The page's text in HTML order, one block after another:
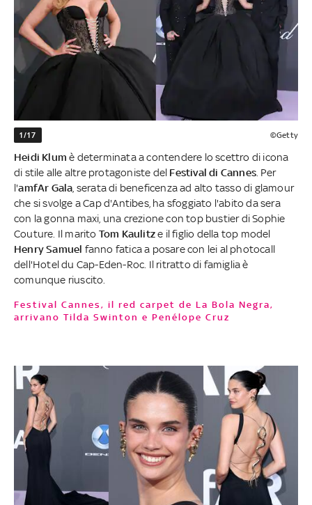
1/17 ©Getty
Heidi Klumè determinata a contendere lo scettro di icona
di stile alle altre protagoniste del Festival di Cannes . Per
l'amfAr Gala , serata di beneficenza ad alto tasso di glamour
che si svolge a Cap d'Antibes, ha sfoggiato l'abito da sera
con la gonna maxi, una crezione con top bustier di Sophie
Couture. Il marito Tom Kaulitze il figlio della top model
Henry Samuel fanno fatica a posare con lei al photocall
dell'Hotel du Cap-Eden-Roc. Il ritratto di famiglia è
comunque riuscito.
Festival Cannes, il red carpet de La Bola Negra,
arrivano Tilda Swinton e Penélope Cruz